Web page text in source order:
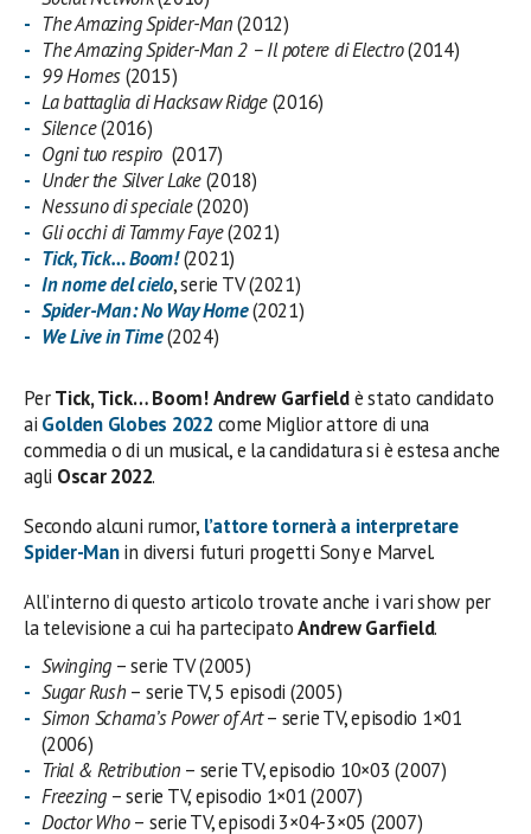
The Amazing Spider-Man(2012)
The Amazing Spider-Man 2 – Il potere di Electro(2014)
99 Homes(2015)
La battaglia di Hacksaw Ridge(2016)
Silence(2016)
Ogni tuo respiro (2017)
Under the Silver Lake(2018)
Nessuno di speciale(2020)
Gli occhi di Tammy Faye(2021)
Tick, Tick… Boom!(2021)
In nome del cielo, serie TV (2021)
Spider-Man: No Way Home(2021)
We Live in Time(2024)
PerTick, Tick… Boom!Andrew Garfieldè stato candidato
ai Golden Globes 2022 come Miglior attore di una
commedia o di un musical, e la candidatura si è estesa anche
agli Oscar 2022.
Secondo alcuni rumor, l’attore tornerà a interpretare
Spider-Manin diversi futuri progetti Sony e Marvel.
All’interno di questo articolo trovate anche i vari show per
la televisione a cui ha partecipatoAndrew Garfield.
Swinging – serie TV (2005)
Sugar Rush – serie TV, 5 episodi (2005)
Simon Schama’s Power of Art– serie TV, episodio 1×01
(2006)
Trial & Retribution – serie TV, episodio 10×03 (2007)
Freezing – serie TV, episodio 1×01 (2007)
Doctor Who– serie TV, episodi 3×04-3×05 (2007)